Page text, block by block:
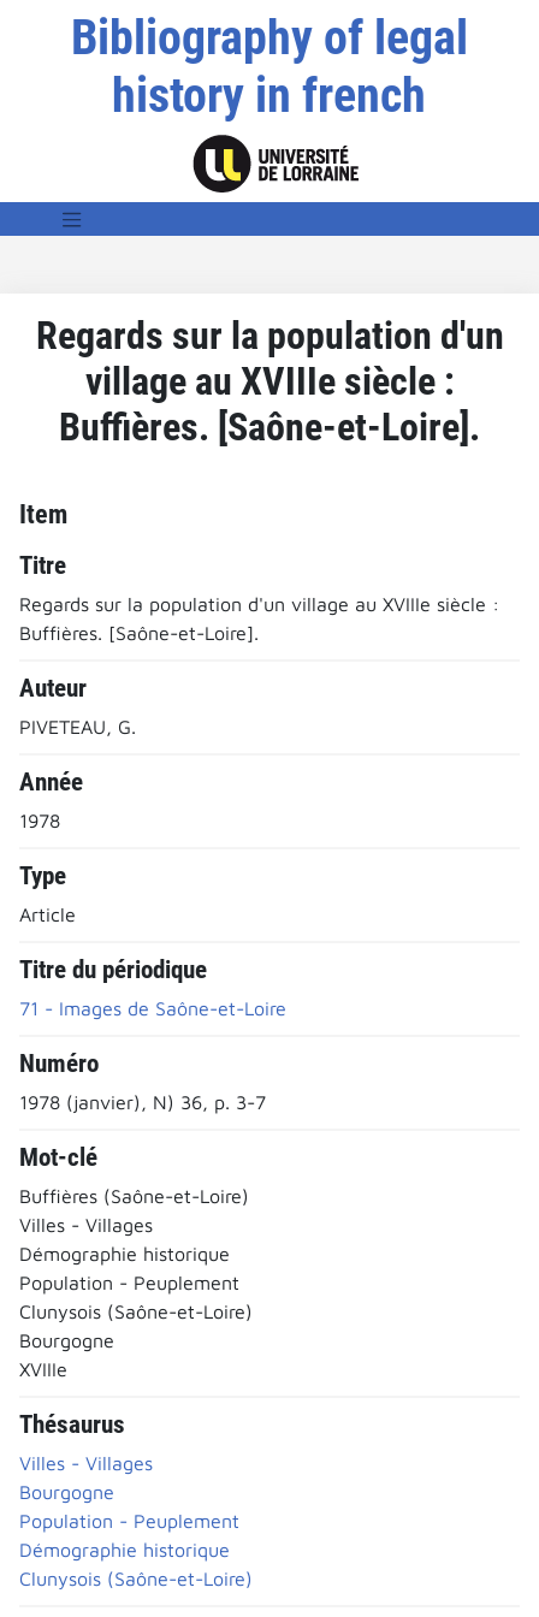
Bibliography of legal
history in french
Regards sur la population d'un
village au XVIIIe siècle :
Buffières. [Saône-et-Loire].
Item
Titre
Regards sur la population d'un village au XVIIIe siècle :
Buffières. [Saône-et-Loire].
Auteur
PIVETEAU, G.
Année
1978
Type
Article
Titre du périodique
71 - Images de Saône-et-Loire
Numéro
1978 (janvier), N) 36, p. 3-7
Mot-clé
Buffières (Saône-et-Loire)
Villes - Villages
Démographie historique
Population - Peuplement
Clunysois (Saône-et-Loire)
Bourgogne
XVIIIe
Thésaurus
Villes - Villages
Bourgogne
Population - Peuplement
Démographie historique
Clunysois (Saône-et-Loire)